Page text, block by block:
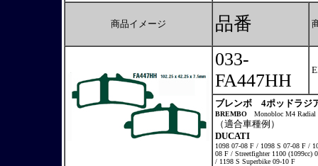
商品イメージ 品番
033-
FA447HH
ブレンボ 4ポッドラジ
BREMBO Monobloc M4 Radial
（適合車種例）
DUCATI
1098 07-08 F / 1098 S 07-08 F /
08 F / Streetfighter 1100 (1099cc)
/ 1198 S Superbike 09-10 F